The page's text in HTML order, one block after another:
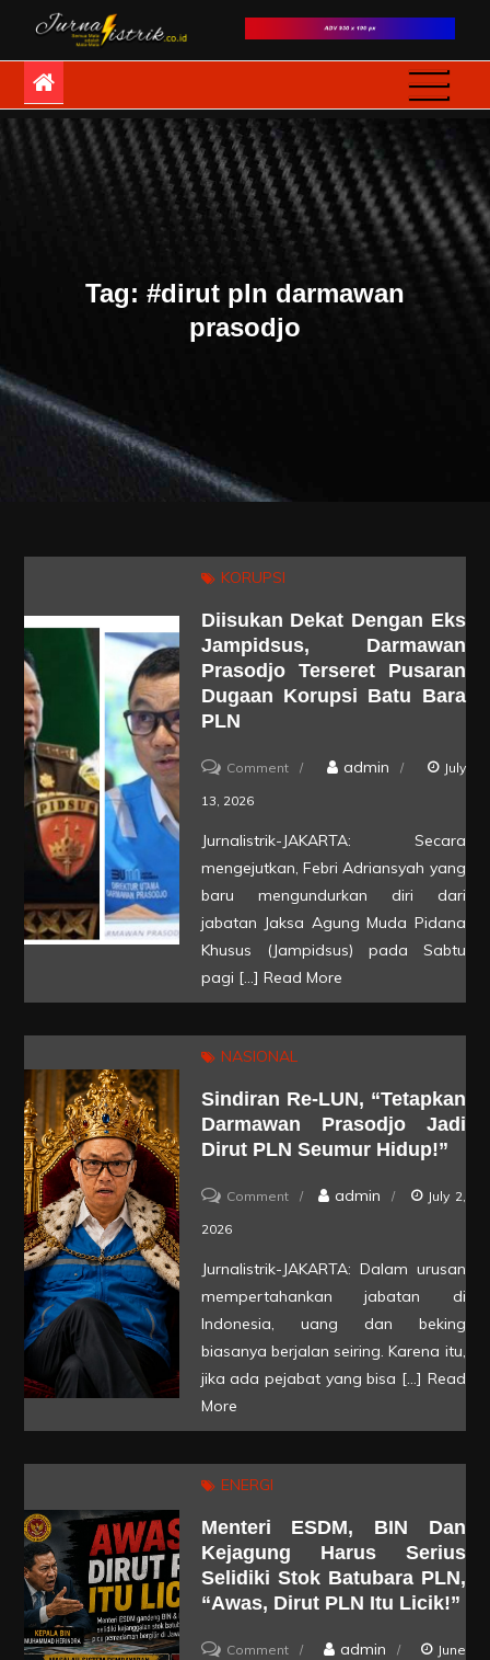
contentJurnaListrik
Semua Mata adalah
Mata-Mata
Tag: #dirut pln darmawan
prasodjo
KORUPSI
Diisukan Dekat Dengan Eks
Jampidsus, Darmawan
Prasodjo Terseret Pusaran
Dugaan Korupsi Batu Bara
PLN
Commenton
Jampidsus,
Darmawan
Prasodjo
Pusaran
Korupsi
Batu
PLN
admin July
13, 2026
Jurnalistrik-JAKARTA: Secara
mengejutkan, Febri Adriansyah yang
baru mengundurkan diri dari
jabatan Jaksa Agung Muda Pidana
Khusus (Jampidsus) pada Sabtu
pagi […] Read More
NASIONAL
Sindiran Re-LUN, “Tetapkan
Darmawan Prasodjo Jadi
Dirut PLN Seumur Hidup!”
Commenton
Darmawan
Prasodjo
PLN
Hidup!”
admin July 2,
2026
Jurnalistrik-JAKARTA: Dalam urusan
mempertahankan jabatan di
Indonesia, uang dan beking
biasanya berjalan seiring. Karena itu,
jika ada pejabat yang bisa […] Read
More
ENERGI
Menteri ESDM, BIN Dan
Kejagung Harus Serius
Selidiki Stok Batubara PLN,
“Awas, Dirut PLN Itu Licik!”
Commenton
admin June